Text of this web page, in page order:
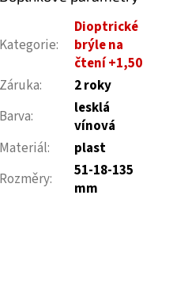
Kategorie:
Dioptrické
brýle na
čtení +1,50
Záruka:
2 roky
Barva:
lesklá
vínová
Materiál:
plast
Rozměry:
51-18-135
mm